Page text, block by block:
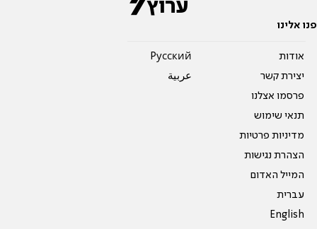
פנו אלינו
אודות
יצירת קשר
פרסמו אצלנו
תנאי שימוש
מדיניות פרטיות
הצהרת נגישות
המייל האדום
עברית
English
Pусский
عربية